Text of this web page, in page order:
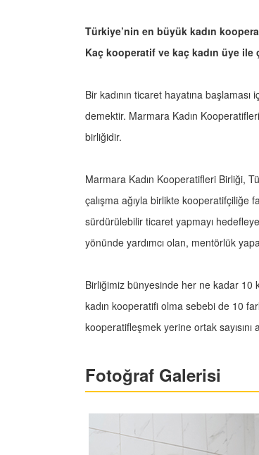
Türkiye’nin en büyük kadın
Kaç kooperatif ve kaç kadın üye ile
Bir kadının ticaret hayatına
demektir. Marmara Kadın
birliğidir.
Marmara Kadın Kooperatifleri Birliği,
çalışma ağıyla birlikte kooperatifçiliğe
sürdürülebilir ticaret yapmayı
yönünde yardımcı olan, mentörlük
Birliğimiz bünyesinde her ne kadar 10
kadın kooperatifi olma sebebi de 10
kooperatifleşmek yerine ortak sayısını
Fotoğraf Galerisi